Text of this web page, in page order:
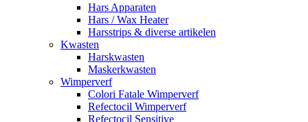
Hars Apparaten
Hars / Wax Heater
Harsstrips & diverse artikelen
Kwasten
Harskwasten
Maskerkwasten
Wimperverf
Colori Fatale Wimperverf
Refectocil Wimperverf
Refectocil Sensitive